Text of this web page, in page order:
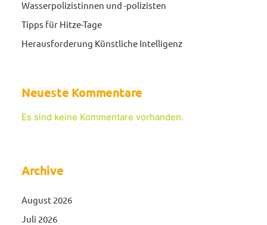
Wasserpolizistinnen und -polizisten
Tipps für Hitze-Tage
Herausforderung Künstliche Intelligenz
Neueste Kommentare
Es sind keine Kommentare vorhanden.
Archive
August 2026
Juli 2026